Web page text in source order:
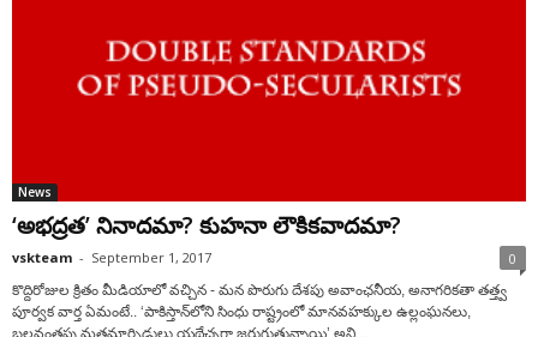
News
‘అభద్రత’ నినాదమా? కుహనా లౌకికవాదమా?
vskteam - September 1, 2017 0
కొద్దిరోజుల క్రితం మీడియాలో వచ్చిన - మన పొరుగు దేశపు అవాంఛనీయ, అనాగరికతా తత్త్వ
పూర్వక వార్త ఏమంటే.. ‘పాకిస్తాన్‌లోని సింధు రాష్ట్రంలో మానవహక్కుల ఉల్లంఘనలు,
బలవంతపు మతమార్పిడులు యథేచ్ఛగా జరుగుతున్నాయి’ అని....